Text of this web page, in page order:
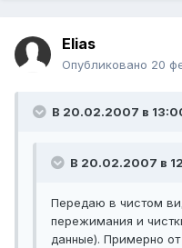
Elias
Опубликовано 20
В 20.02.2007 в
В 20.02.2007 в
Передаю в чистом
пережимания и
данные). Примерно